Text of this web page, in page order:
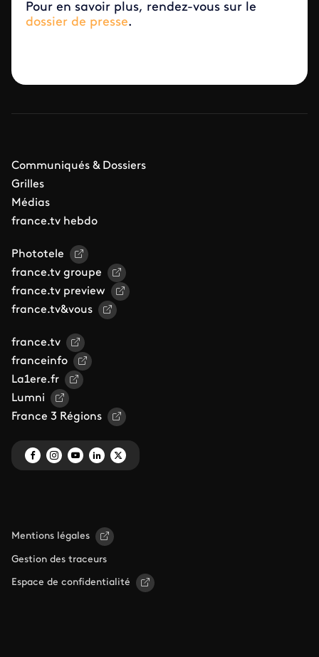
Pour en savoir plus, rendez-vous sur le
dossier de presse.
Communiqués & Dossiers
Grilles
Médias
france.tv hebdo
Phototele
france.tv groupe
france.tv preview
france.tv&vous
france.tv
franceinfo
La1ere.fr
Lumni
France 3 Régions
Mentions légales
Gestion des traceurs
Espace de confidentialité